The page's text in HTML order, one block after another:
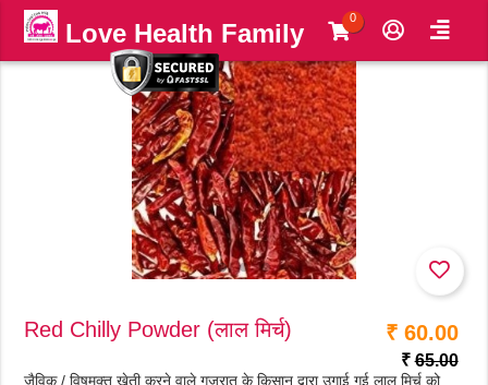
Love Health Family
0
Red Chilly Powder (लाल मिर्च) ₹ 60.00
₹65.00
जैविक / विषमुक्त खेती करने वाले गुजरात के किसान द्वारा उगाई गई लाल मिर्च को